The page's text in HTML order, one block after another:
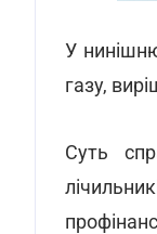
У
газу,
Суть